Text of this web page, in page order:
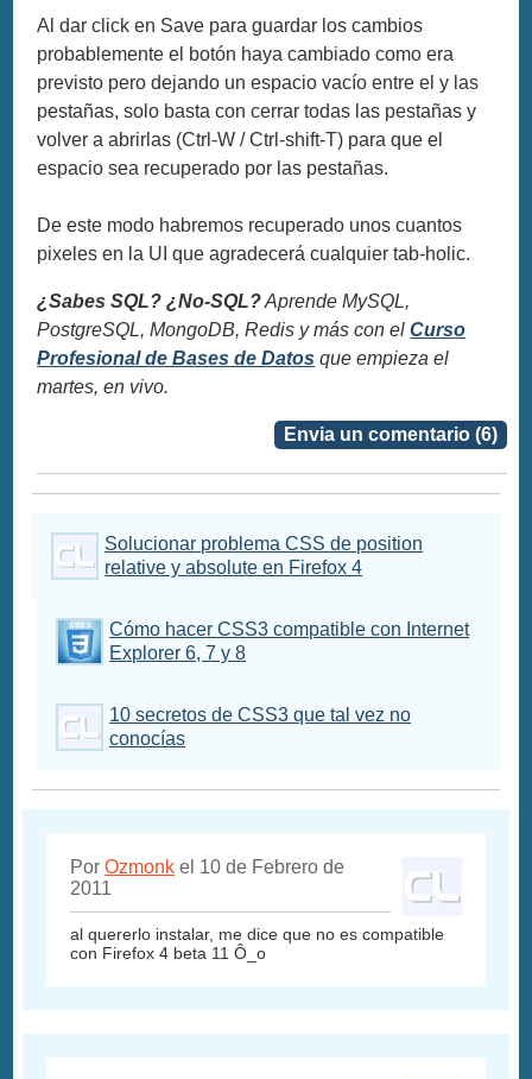
Al dar click en Save para guardar los cambios
probablemente el botón haya cambiado como era
previsto pero dejando un espacio vacío entre el y las
pestañas, solo basta con cerrar todas las pestañas y
volver a abrirlas (Ctrl-W / Ctrl-shift-T) para que el
espacio sea recuperado por las pestañas.
De este modo habremos recuperado unos cuantos
pixeles en la UI que agradecerá cualquier tab-holic.
¿Sabes SQL? ¿No-SQL?Aprende MySQL,
PostgreSQL, MongoDB, Redis y más con elCurso
Profesional de Bases de Datos que empieza el
martes, en vivo.
Envia un comentario (6)
Solucionar problema CSS de position
relative y absolute en Firefox 4
Cómo hacer CSS3 compatible con Internet
Explorer 6, 7 y 8
10 secretos de CSS3 que tal vez no
conocías
PorOzmonk el 10 de Febrero de
2011
al quererlo instalar, me dice que no es compatible
con Firefox 4 beta 11 Ô_o